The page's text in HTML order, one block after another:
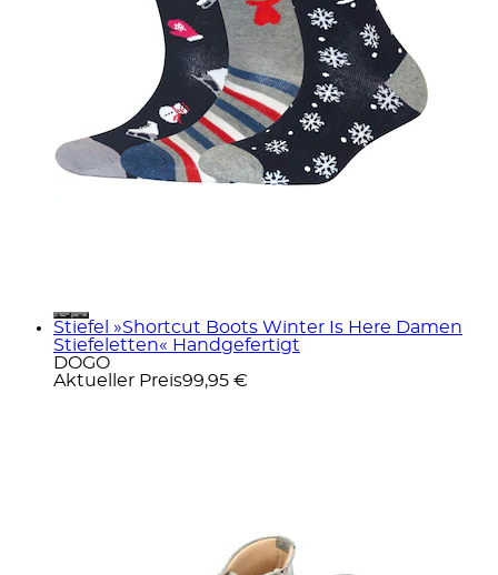
Stiefel »Shortcut Boots Winter Is Here Damen
Stiefeletten« Handgefertigt
DOGO
Aktueller Preis99,95 €